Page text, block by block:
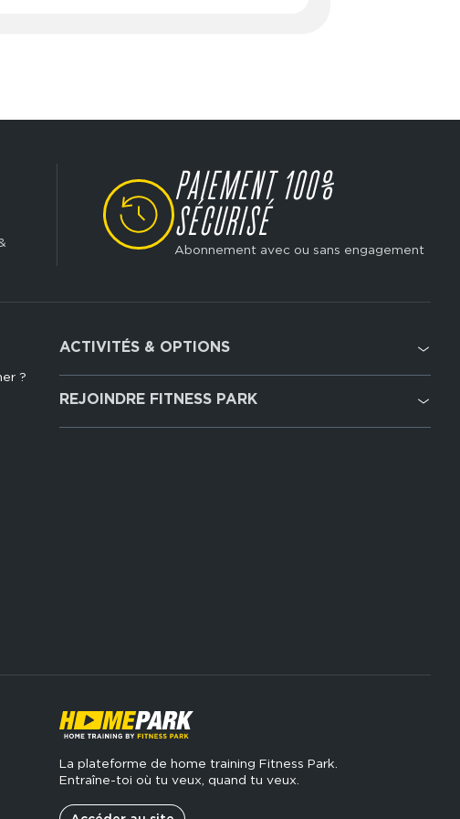
SVG
PAIEMENT 100%
SÉCURISÉ
Abonnement avec ou sans engagement
?
Footer
services
ACTIVITÉS & OPTIONS
Cardio Training
Musculation
REJOINDRE FITNESS PARK
La plateforme de home training Fitness Park.
Entraîne-toi où tu veux, quand tu veux.